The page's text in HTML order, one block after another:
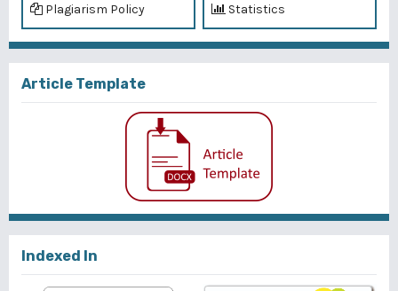
Plagiarism Policy Statistics
Article Template
Indexed In